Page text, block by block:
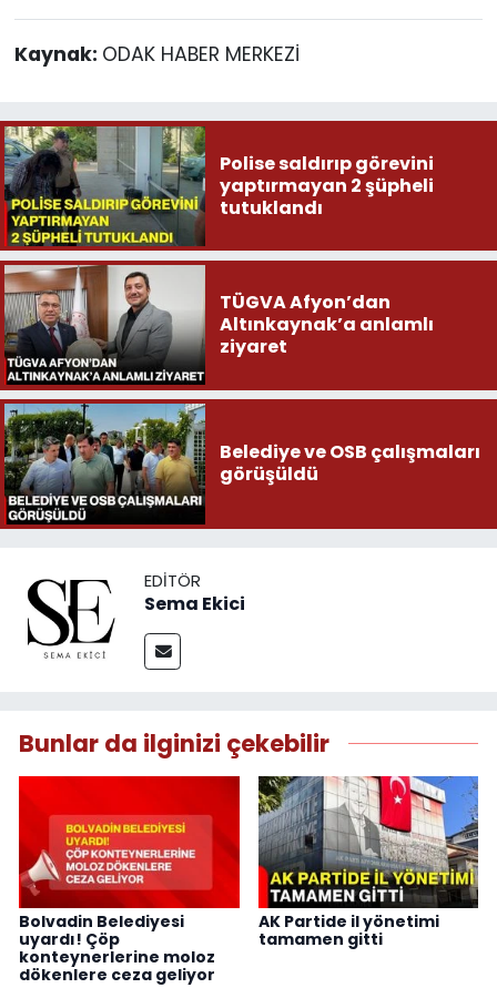
Kaynak: ODAK HABER MERKEZİ
Polise saldırıp görevini
yaptırmayan 2 şüpheli
tutuklandı
TÜGVA Afyon’dan
Altınkaynak’a anlamlı
ziyaret
Belediye ve OSB çalışmaları
görüşüldü
EDITÖR
Sema Ekici
Bunlar da ilginizi çekebilir
Bolvadin Belediyesi
uyardı! Çöp
konteynerlerine moloz
dökenlere ceza geliyor
AK Partide il yönetimi
tamamen gitti